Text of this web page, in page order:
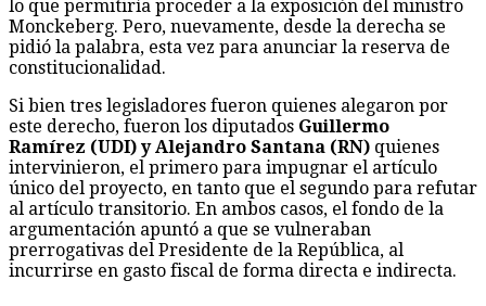
lo que permitiría proceder a la exposición del ministro
Monckeberg. Pero, nuevamente, desde la derecha se
pidió la palabra, esta vez para anunciar la reserva de
constitucionalidad.
Si bien tres legisladores fueron quienes alegaron por
este derecho, fueron los diputados Guillermo
Ramírez (UDI) y Alejandro Santana (RN) quienes
intervinieron, el primero para impugnar el artículo
único del proyecto, en tanto que el segundo para refutar
al artículo transitorio. En ambos casos, el fondo de la
argumentación apuntó a que se vulneraban
prerrogativas del Presidente de la República, al
incurrirse en gasto fiscal de forma directa e indirecta.